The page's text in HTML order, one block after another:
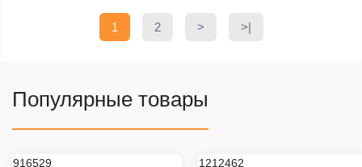
1 2 > >|
Популярные товары
916529 1212462